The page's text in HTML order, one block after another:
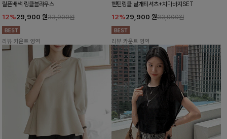
릴픈배색 링클블라우스
12%29,900 원33,900원
리뷰 카운트 영역
헨틴링클 날개티셔츠+치마바지SET
12%29,900 원33,900원
리뷰 카운트 영역